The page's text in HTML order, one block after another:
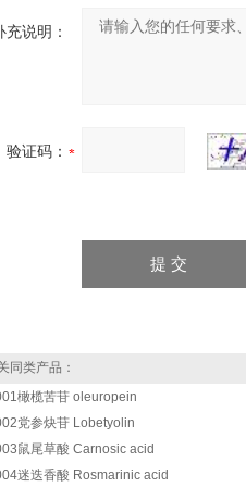
充说明：
验证码：
同类产品：
橄榄苦苷 oleuropein
党参炔苷 Lobetyolin
鼠尾草酸 Carnosic acid
迷迭香酸 Rosmarinic acid